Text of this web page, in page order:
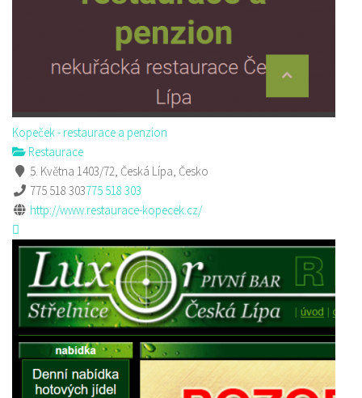
Kopeček - restaurace a penzion
Restaurace
5. Května 1403/72, Česká Lípa, Česko
775 518 303775 518 303
http://www.restaurace-kopecek.cz/